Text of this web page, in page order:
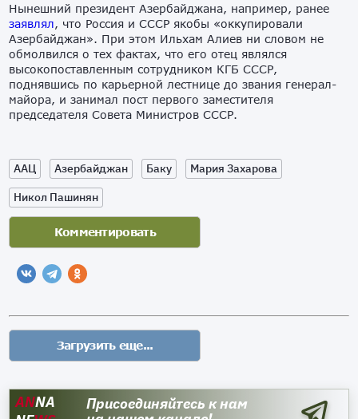
Нынешний президент Азербайджана, например, ранее
заявлял, что Россия и СССР якобы «оккупировали
Азербайджан». При этом Ильхам Алиев ни словом не
обмолвился о тех фактах, что его отец являлся
высокопоставленным сотрудником КГБ СССР,
поднявшись по карьерной лестнице до звания генерал-
майора, и занимал пост первого заместителя
председателя Совета Министров СССР.
ААЦ Азербайджан Баку
Мария Захарова
Никол Пашинян
ANNA
Присоединяйтесь к нам